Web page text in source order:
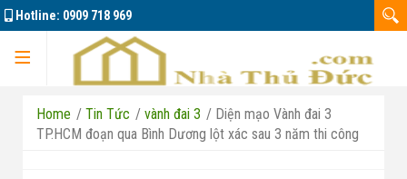
Hotline: 0909 718 969
Trang chủ
Home / Tin Tức / vành đai 3 / Diện mạo Vành đai 3
TP.HCM đoạn qua Bình Dương lột xác sau 3 năm thi công